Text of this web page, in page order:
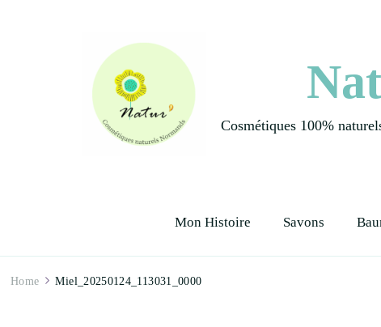
Cosmétiques 100%
Mon Histoire Savons
Home Miel_20250124_113031_0000